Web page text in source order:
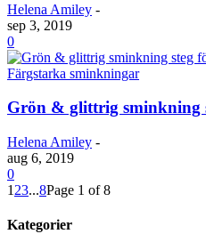
Helena Amiley -
sep 3, 2019
0
Färgstarka sminkningar
Grön & glittrig sminkning
Helena Amiley -
aug 6, 2019
0
1 23...8Page 1 of 8
Kategorier